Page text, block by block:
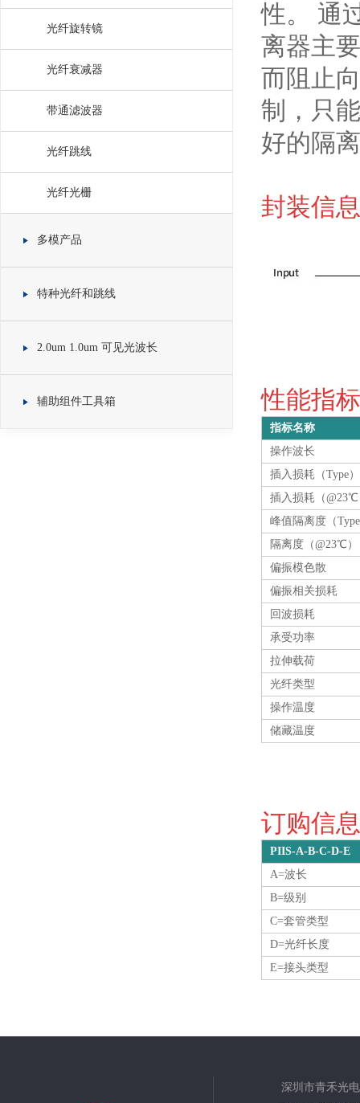
光纤旋转镜
光纤衰减器
带通滤波器
光纤跳线
光纤光栅
多模产品
特种光纤和跳线
2.0um 1.0um 可见光波长
辅助组件工具箱
性。 通
离器主
而阻止
制，只
好的隔
封装信
性能指
指标名称
操作波长
插入损耗（Type）
插入损耗（
峰值隔离度（
隔离度（@23℃）
偏振模色散
偏振相关损耗
回波损耗
承受功率
拉伸载荷
光纤类型
操作温度
储藏温度
订购信
PIIS-A-B-C-D-E
A=波长
B=级别
C=套管类型
D=光纤长度
E=接头类型
深圳市青禾光